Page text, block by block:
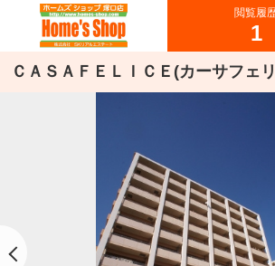
閲覧履
1
ＣＡＳＡＦＥＬＩＣＥ(カーサフェ